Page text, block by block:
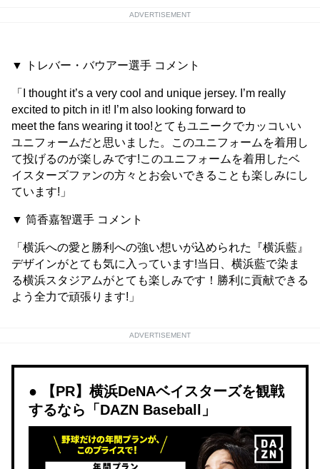
ADVERTISEMENT
▼ トレバー・バウアー選手 コメント
「I thought it’s a very cool and unique jersey. I’m really
excited to pitch in it! I’m also looking forward to
meet the fans wearing it too!とてもユニークでカッコいい
ユニフォームだと思いました。このユニフォームを着用し
て投げるのが楽しみです!このユニフォームを着用したベ
イスターズファンの方々とお会いできることも楽しみにし
ています!」
▼ 筒香嘉智選手 コメント
「横浜への愛と勝利への強い想いが込められた『横浜藍』
デザインがとても気に入っています!当日、横浜藍で染ま
る横浜スタジアムがとても楽しみです！勝利に貢献できる
よう全力で頑張ります!」
ADVERTISEMENT
【PR】横浜DeNAベイスターズを観戦
するなら「DAZN Baseball」